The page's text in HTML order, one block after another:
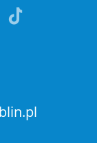
w nowej
sie w
otwiera